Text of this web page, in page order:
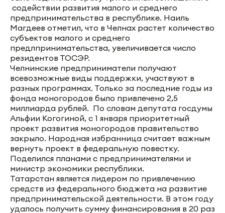
содействии развития малого и среднего
предпринимательства в республике. Наиль
Магдеев отметил, что в Челнах растет количество
субъектов малого и среднего
предлпринимательства, увеличивается число
резидентов ТОСЭР.
Челнинские предприниматели получают
всевозможные виды поддержки, участвуют в
разных программах. Только за последние годы из
фонда моногородов было привлечено 2,5
миллиарда рублей. По словам депутата госдумы
Альфии Когогиной, с 1 января приоритетный
проект развития моногородов правительство
закрыло. Народная избранница считает важным
вернуть проект в федеральную повестку.
Поделился планами с предпринимателями и
министр экономики республики.
Татарстан является лидером по привлечению
средств из федерального бюджета на развитие
предпринимательской деятельности. В этом году
удалось получить сумму финансирования в 20 раз